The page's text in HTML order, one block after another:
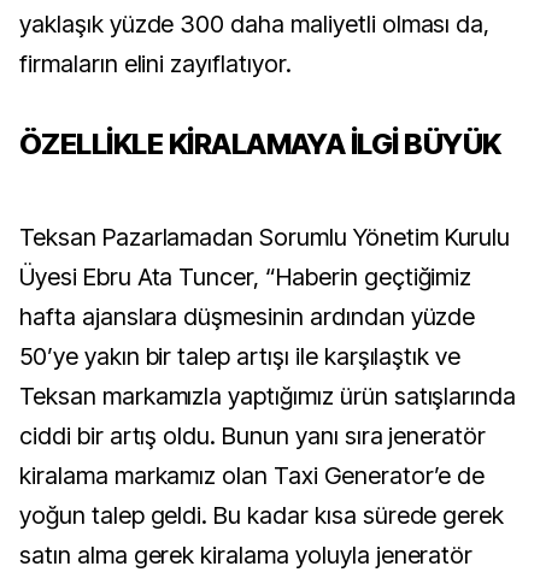
yaklaşık yüzde 300 daha maliyetli olması da,
firmaların elini zayıflatıyor.
ÖZELLİKLE KİRALAMAYA İLGİ BÜYÜK
Teksan Pazarlamadan Sorumlu Yönetim Kurulu
Üyesi Ebru Ata Tuncer, “Haberin geçtiğimiz
hafta ajanslara düşmesinin ardından yüzde
50’ye yakın bir talep artışı ile karşılaştık ve
Teksan markamızla yaptığımız ürün satışlarında
ciddi bir artış oldu. Bunun yanı sıra jeneratör
kiralama markamız olan Taxi Generator’e de
yoğun talep geldi. Bu kadar kısa sürede gerek
satın alma gerek kiralama yoluyla jeneratör